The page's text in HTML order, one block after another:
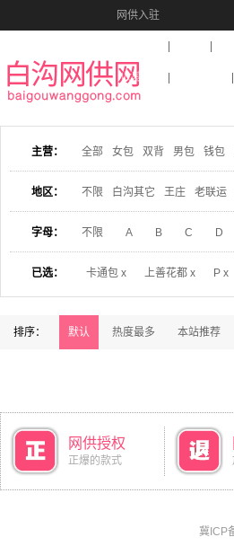
网供入驻
收藏本站
主营： 全部 女包 双背 男包 钱包
地区： 不限 白沟其它 王庄 老联运
字母： 不限 A B C D
已选： 卡通包 x 上善花都 x P x
排序： 默认 热度最多 本站推荐
网供授权
正爆的款式
冀ICP